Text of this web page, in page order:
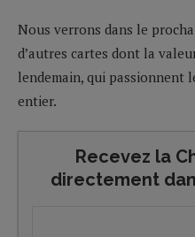
Nous verrons dans le
d’autres cartes dont la
lendemain, qui passionnent
entier.
Recevez la
directement